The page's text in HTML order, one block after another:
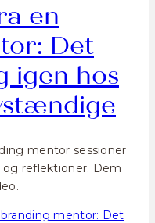
en
Det
igen hos
mentor sessioner
reflektioner. Dem
mentor: Det